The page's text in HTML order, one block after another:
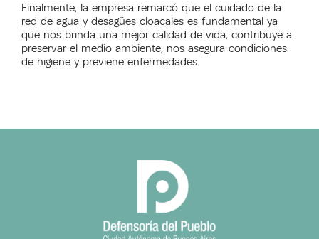
Finalmente, la empresa remarcó que el cuidado de la
red de agua y desagües cloacales es fundamental ya
que nos brinda una mejor calidad de vida, contribuye a
preservar el medio ambiente, nos asegura condiciones
de higiene y previene enfermedades.